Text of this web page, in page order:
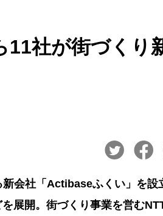
社が街づくり
会社「Actibaseふくい」を設
展開。街づくり事業を営む